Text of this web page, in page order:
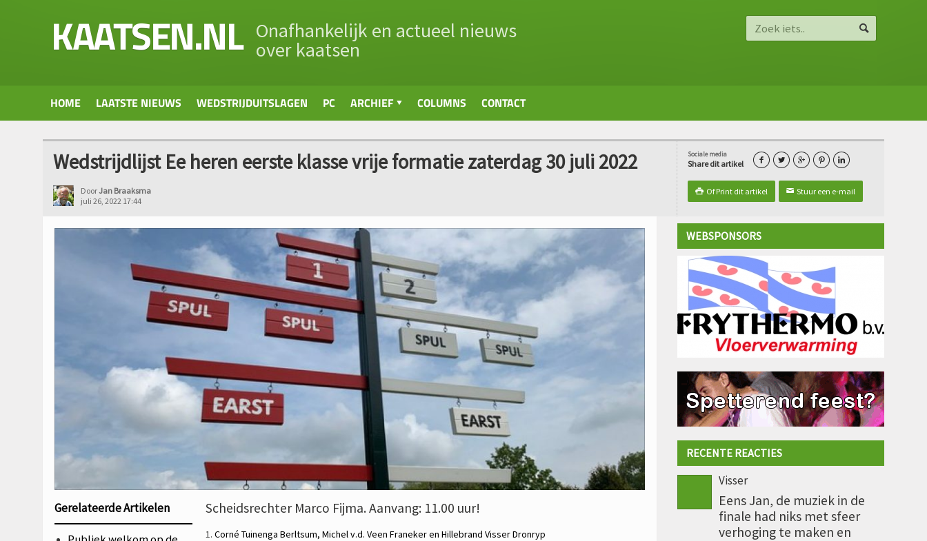
KAATSEN.NL Onafhankelijk en actueel nieuws
over kaatsen
HOME LAATSTE NIEUWS WEDSTRIJDUITSLAGEN PC ARCHIEF COLUMNS CONTACT
Sociale media
Share dit artikel     
 Of Print dit artikel ✉ Stuur een e-mail
Wedstrijdlijst Ee heren eerste klasse vrije formatie zaterdag 30 juli 2022
DoorJan Braaksma
juli 26, 2022 17:44
Gerelateerde Artikelen Scheidsrechter Marco Fijma. Aanvang: 11.00 uur!
1. Corné Tuinenga Berltsum, Michel v.d. Veen Franeker en Hillebrand VisserDronryp
WEBSPONSORS
RECENTE REACTIES
Visser
Eens Jan, de muziek in de
finale had niks met sfeer
verhoging te maken en